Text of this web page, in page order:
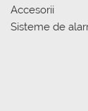
Accesorii
Sisteme de